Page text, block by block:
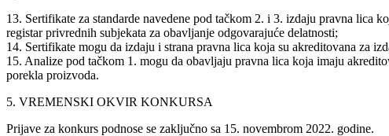
13. Sertifikate za standarde navedene pod tačkom 2. i 3. izdaju pravna lica
registar privrednih subjekata za obavljanje odgovarajuće delatnosti;
14. Sertifikate mogu da izdaju i strana pravna lica koja su akreditovana za
15. Analize pod tačkom 1. mogu da obavljaju pravna lica koja imaju
porekla proizvoda.
5. VREMENSKI OKVIR KONKURSA
Prijave za konkurs podnose se zaključno sa 15. novembrom 2022. godine.